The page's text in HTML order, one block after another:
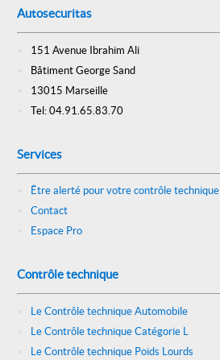
Autosecuritas
151 Avenue Ibrahim Ali
Bâtiment George Sand
13015 Marseille
Tel: 04.91.65.83.70
Services
Être alerté pour votre contrôle technique
Contact
Espace Pro
Contrôle technique
Le Contrôle technique Automobile
Le Contrôle technique Catégorie L
Le Contrôle technique Poids Lourds